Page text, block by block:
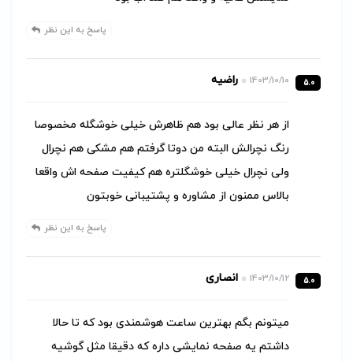
پاسخ به این نظر
5.0
1403/10/10 راضیه
از هر نظر عالی بود هم ظاهرش خیلی خوشگله مخصوصا
رنگ نچرالش البته من دوتا گرفتم هم مشکی هم نچرال
ولی نچرال خیلی خوشگلتره هم کیفیت صفحه اش واقعا
بالاس ممنون از مشاوره و پشتیبانی خوبتون
پاسخ به این نظر
5.0
1403/10/12 انصاری
میتونم بگم بهترین ساعت هوشمندی بود که تا حالا
داشتم یه صفحه نمایشی داره که دقیقا مثل گوشیه